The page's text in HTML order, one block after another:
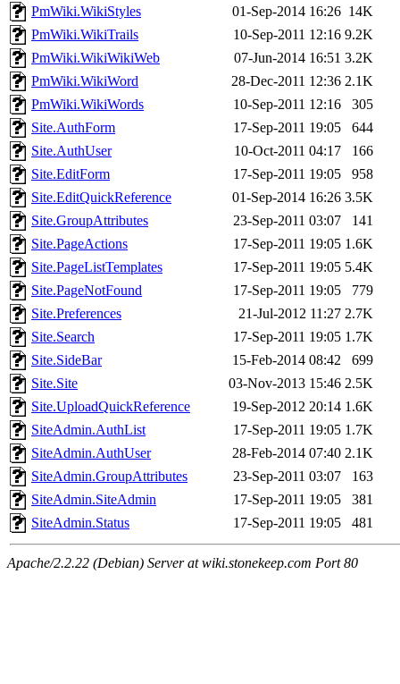
PmWiki.WikiStyles
01-Sep-2014 16:26 14K
PmWiki.WikiTrails
10-Sep-2011 12:16 9.2K
PmWiki.WikiWikiWeb
07-Jun-2014 16:51 3.2K
PmWiki.WikiWord
28-Dec-2011 12:36 2.1K
PmWiki.WikiWords
10-Sep-2011 12:16
305
Site.AuthForm
17-Sep-2011 19:05
644
Site.AuthUser
10-Oct-2011 04:17
166
Site.EditForm
17-Sep-2011 19:05
958
Site.EditQuickReference
01-Sep-2014 16:26 3.5K
Site.GroupAttributes
23-Sep-2011 03:07
141
Site.PageActions
17-Sep-2011 19:05 1.6K
Site.PageListTemplates
17-Sep-2011 19:05 5.4K
Site.PageNotFound
17-Sep-2011 19:05
779
Site.Preferences
21-Jul-2012 11:27 2.7K
Site.Search
17-Sep-2011 19:05 1.7K
Site.SideBar
15-Feb-2014 08:42
699
Site.Site
03-Nov-2013 15:46 2.5K
Site.UploadQuickReference
19-Sep-2012 20:14 1.6K
SiteAdmin.AuthList
17-Sep-2011 19:05 1.7K
SiteAdmin.AuthUser
28-Feb-2014 07:40 2.1K
SiteAdmin.GroupAttributes
23-Sep-2011 03:07
163
SiteAdmin.SiteAdmin
17-Sep-2011 19:05
381
SiteAdmin.Status
17-Sep-2011 19:05 481
Apache/2.2.22 (Debian) Server at wiki.stonekeep.com Port 80